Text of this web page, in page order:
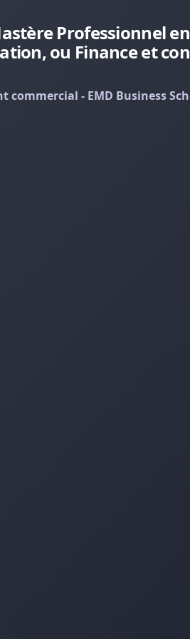
Professionnel
ou Finance et
commercial - EMD Business